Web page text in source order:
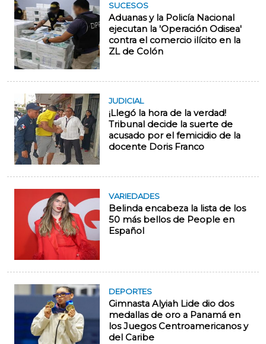
SUCESOS
Aduanas y la Policía Nacional
ejecutan la 'Operación Odisea'
contra el comercio ilícito en la
ZL de Colón
JUDICIAL
¡Llegó la hora de la verdad!
Tribunal decide la suerte de
acusado por el femicidio de la
docente Doris Franco
VARIEDADES
Belinda encabeza la lista de los
50 más bellos de People en
Español
DEPORTES
Gimnasta Alyiah Lide dio dos
medallas de oro a Panamá en
los Juegos Centroamericanos y
del Caribe